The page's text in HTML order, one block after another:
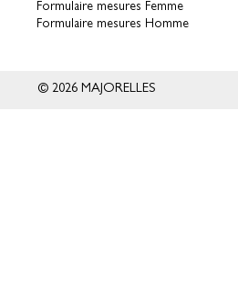
Formulaire mesures Femme
Formulaire mesures Homme
© 2026 MAJORELLES